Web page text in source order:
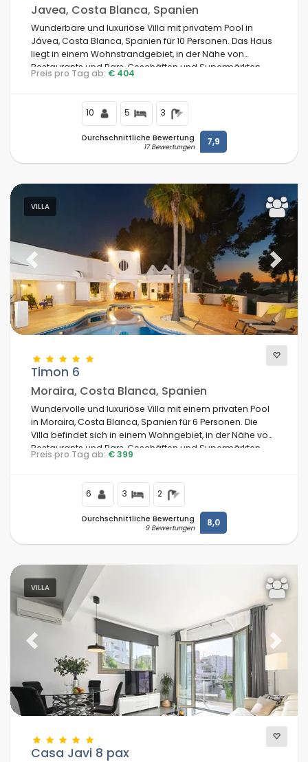
Javea, Costa Blanca, Spanien
Wunderbare und luxuriöse Villa mit privatem Pool in
Jávea, Costa Blanca, Spanien für 10 Personen. Das Haus
liegt in einem Wohnstrandgebiet, in der Nähe von
Restaurants und Bars, Geschäften und Supermärkten,
nur 100 Meter vom Strand El Arenal, Jávea und 0,1 km vom
Preis pro Tag ab: € 404
10 5 3
Durchschnittliche Bewertung
17 Bewertungen 7,9
VILLA
Previous Next
Timon 6
Moraira, Costa Blanca, Spanien
Wundervolle und luxuriöse Villa mit einem privaten Pool
in Moraira, Costa Blanca, Spanien für 6 Personen. Die
Villa befindet sich in einem Wohngebiet, in der Nähe von
Restaurants und Bars, Geschäften und Supermärkten,
und 500 m vom Playa Ampolla Strand entfernt.
Preis pro Tag ab: € 399
6 3 2
Durchschnittliche Bewertung
9 Bewertungen 8,0
VILLA
Previous Next
Casa Javi 8 pax